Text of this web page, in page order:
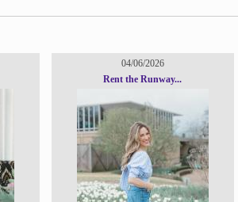
04/06/2026
Rent the Runway...